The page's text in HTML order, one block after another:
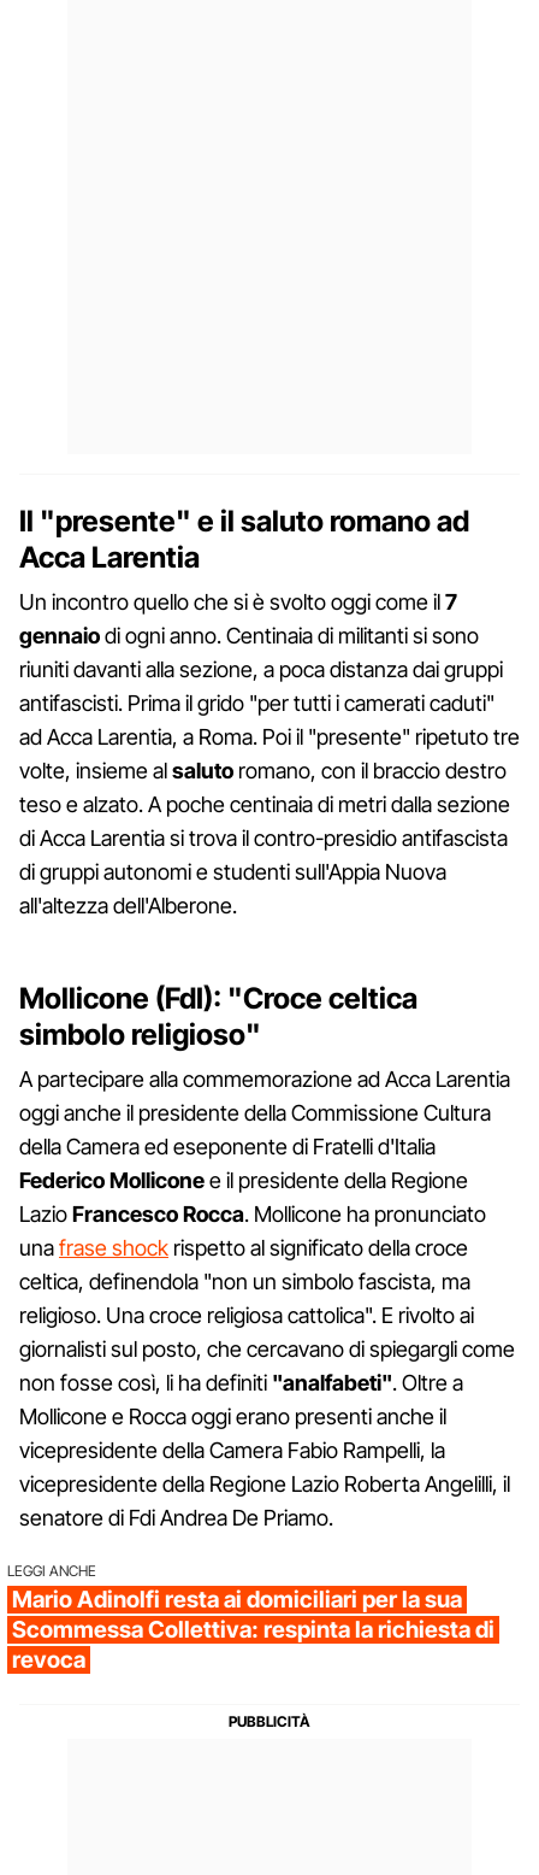
Il "presente" e il saluto romano ad
Acca Larentia
Un incontro quello che si è svolto oggi come il7
gennaiodi ogni anno. Centinaia di militanti si sono
riuniti davanti alla sezione, a poca distanza dai gruppi
antifascisti. Prima il grido "per tutti i camerati caduti"
ad Acca Larentia, a Roma. Poi il "presente" ripetuto tre
volte, insieme alsaluto romano, con il braccio destro
teso e alzato. A poche centinaia di metri dalla sezione
di Acca Larentia si trova il contro-presidio antifascista
di gruppi autonomi e studenti sull'Appia Nuova
all'altezza dell'Alberone.
Mollicone (FdI): "Croce celtica
simbolo religioso"
A partecipare alla commemorazione ad Acca Larentia
oggi anche il presidente della Commissione Cultura
della Camera ed eseponente di Fratelli d'Italia
Federico Molliconee il presidente della Regione
LazioFrancesco Rocca. Mollicone ha pronunciato
unafrase shock rispetto al significato della croce
celtica, definendola "non un simbolo fascista, ma
religioso. Una croce religiosa cattolica". E rivolto ai
giornalisti sul posto, che cercavano di spiegargli come
non fosse così, li ha definiti "analfabeti". Oltre a
Mollicone e Rocca oggi erano presenti anche il
vicepresidente della Camera Fabio Rampelli, la
vicepresidente della Regione Lazio Roberta Angelilli, il
senatore di Fdi Andrea De Priamo.
LEGGI ANCHE
Mario Adinolfi resta ai domiciliari per la sua
Scommessa Collettiva: respinta la richiesta di
revoca